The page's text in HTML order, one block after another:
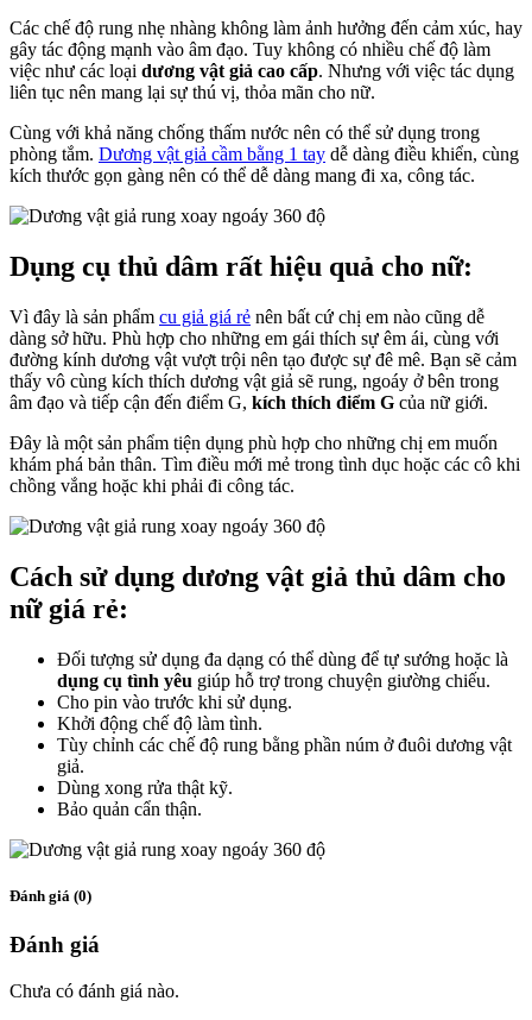
Các chế độ rung nhẹ nhàng không làm ảnh hưởng đến cảm xúc, hay
gây tác động mạnh vào âm đạo. Tuy không có nhiều chế độ làm
việc như các loại dương vật giả cao cấp. Nhưng với việc tác dụng
liên tục nên mang lại sự thú vị, thỏa mãn cho nữ.
Cùng với khả năng chống thấm nước nên có thể sử dụng trong
phòng tắm. Dương vật giả cầm bằng 1 tay dễ dàng điều khiển, cùng
kích thước gọn gàng nên có thể dễ dàng mang đi xa, công tác.
Dụng cụ thủ dâm rất hiệu quả cho nữ:
Vì đây là sản phẩm cu giả giá rẻ nên bất cứ chị em nào cũng dễ
dàng sở hữu. Phù hợp cho những em gái thích sự êm ái, cùng với
đường kính dương vật vượt trội nên tạo được sự đê mê. Bạn sẽ cảm
thấy vô cùng kích thích dương vật giả sẽ rung, ngoáy ở bên trong
âm đạo và tiếp cận đến điểm G, kích thích điểm G của nữ giới.
Đây là một sản phẩm tiện dụng phù hợp cho những chị em muốn
khám phá bản thân. Tìm điều mới mẻ trong tình dục hoặc các cô khi
chồng vắng hoặc khi phải đi công tác.
Cách sử dụng dương vật giả thủ dâm cho
nữ giá rẻ:
Đối tượng sử dụng đa dạng có thể dùng để tự sướng hoặc là
dụng cụ tình yêu giúp hỗ trợ trong chuyện giường chiếu.
Cho pin vào trước khi sử dụng.
Khởi động chế độ làm tình.
Tùy chỉnh các chế độ rung bằng phần núm ở đuôi dương vật
giả.
Dùng xong rửa thật kỹ.
Bảo quản cẩn thận.
Đánh giá (0)
Đánh giá
Chưa có đánh giá nào.